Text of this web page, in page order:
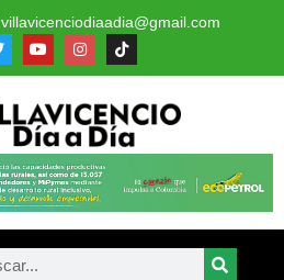
villavicenciodiaadia@gmail.com